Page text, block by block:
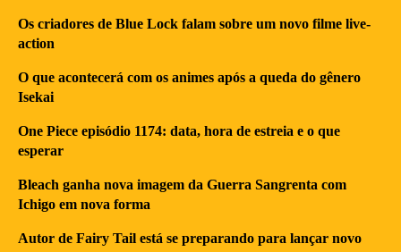
Os criadores de Blue Lock falam sobre um novo filme live-
action
O que acontecerá com os animes após a queda do gênero
Isekai
One Piece episódio 1174: data, hora de estreia e o que
esperar
Bleach ganha nova imagem da Guerra Sangrenta com
Ichigo em nova forma
Autor de Fairy Tail está se preparando para lançar novo